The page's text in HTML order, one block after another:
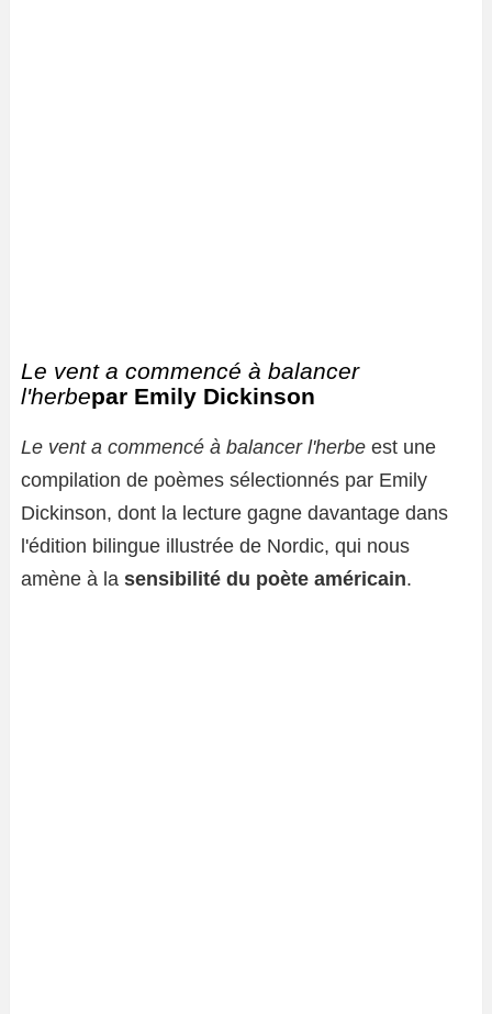
Le vent a commencé à balancer
l'herbepar Emily Dickinson
Le vent a commencé à balancer l'herbe est une
compilation de poèmes sélectionnés par Emily
Dickinson, dont la lecture gagne davantage dans
l'édition bilingue illustrée de Nordic, qui nous
amène à la sensibilité du poète américain.